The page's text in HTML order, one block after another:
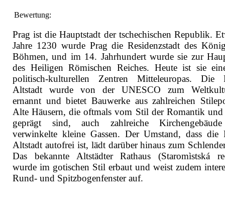
Bewertung:
Prag ist die Hauptstadt der tschechischen Republik.
Jahre 1230 wurde Prag die Residenzstadt des
Böhmen, und im 14. Jahrhundert wurde sie zur
des Heiligen Römischen Reiches. Heute ist sie
politisch-kulturellen Zentren Mitteleuropas. Die
Altstadt wurde von der UNESCO zum
ernannt und bietet Bauwerke aus zahlreichen
Alte Häusern, die oftmals vom Stil der Romantik
geprägt sind, auch zahlreiche
verwinkelte kleine Gassen. Der Umstand, dass die
Altstadt autofrei ist, lädt darüber hinaus zum
Das bekannte Altstädter Rathaus (Staromìstská
wurde im gotischen Stil erbaut und weist zudem
Rund- und Spitzbogenfenster auf.